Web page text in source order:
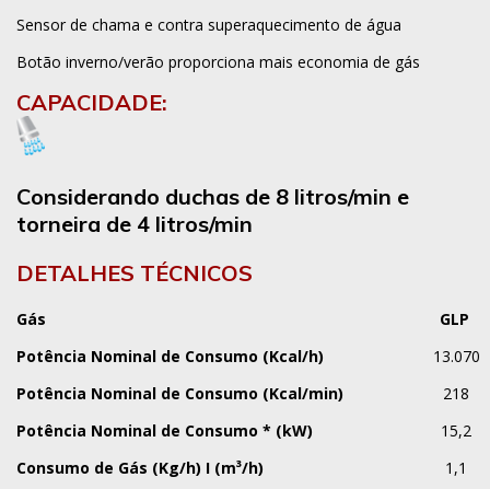
Sensor de chama e contra superaquecimento de água
Botão inverno/verão proporciona mais economia de gás
CAPACIDADE:
Considerando duchas de 8 litros/min e
torneira de 4 litros/min
DETALHES TÉCNICOS
Gás
GLP
Potência Nominal de Consumo (Kcal/h)
13.070
Potência Nominal de Consumo (Kcal/min)
218
Potência Nominal de Consumo * (kW)
15,2
Consumo de Gás (Kg/h) I (m³/h)
1,1